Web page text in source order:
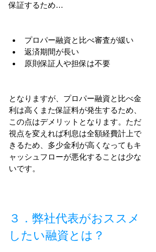
保証するため…
プロパー融資と比べ審査が緩い
返済期間が長い
原則保証人や担保は不要
となりますが、プロパー融資と比べ金
利は高くまた保証料が発生するため、
この点はデメリットとなります。ただ
視点を変えれば利息は全額経費計上で
きるため、多少金利が高くなってもキ
ャッシュフローが悪化することは少な
いです。
３．弊社代表がおススメ
したい融資とは？